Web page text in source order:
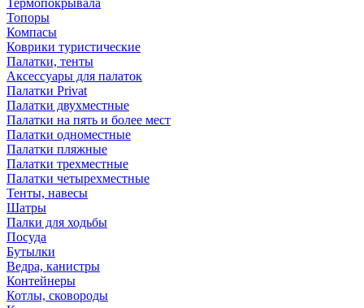
Термопокрывала
Топоры
Компасы
Коврики туристические
Палатки, тенты
Аксессуары для палаток
Палатки Privat
Палатки двухместные
Палатки на пять и более мест
Палатки одноместные
Палатки пляжные
Палатки трехместные
Палатки четырехместные
Тенты, навесы
Шатры
Палки для ходьбы
Посуда
Бутылки
Ведра, канистры
Контейнеры
Котлы, сковороды